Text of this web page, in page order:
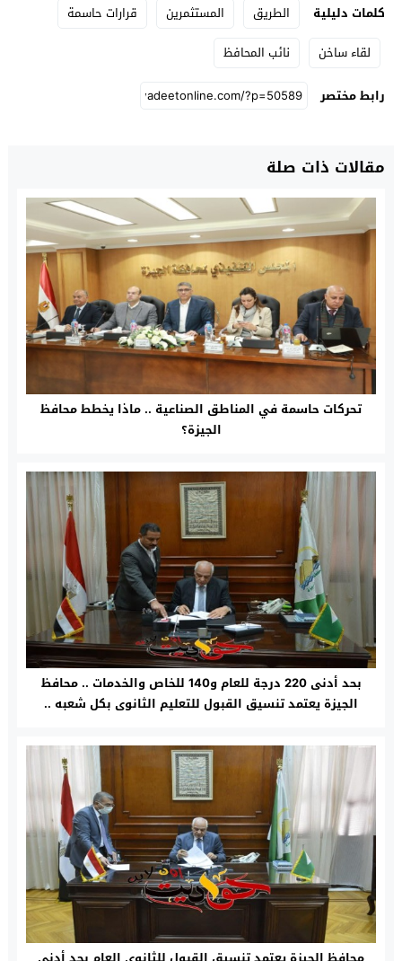
كلمات دليلية الطريق المستثمرين
قرارات حاسمة
لقاء ساخن
نائب المحافظ
رابط مختصر
مقالات ذات صلة
تحركات حاسمة في المناطق الصناعية .. ماذا يخطط محافظ
الجيزة؟
بحد أدنى 220 درجة للعام و140 للخاص والخدمات .. محافظ
الجيزة يعتمد تنسيق القبول للتعليم الثانوى بكل شعبه ..